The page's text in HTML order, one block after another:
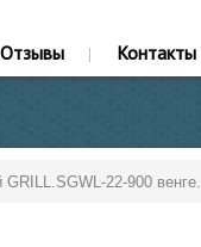
Отзывы Контакты
22-900 венге.